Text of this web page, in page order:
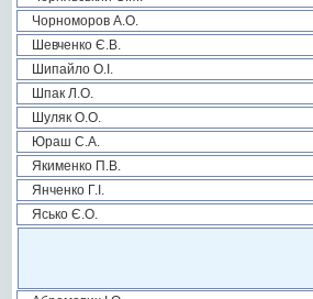
Чорноморов А.О.
Шевченко Є.В.
Шипайло О.І.
Шпак Л.О.
Шуляк О.О.
Юраш С.А.
Якименко П.В.
Янченко Г.І.
Ясько Є.О.